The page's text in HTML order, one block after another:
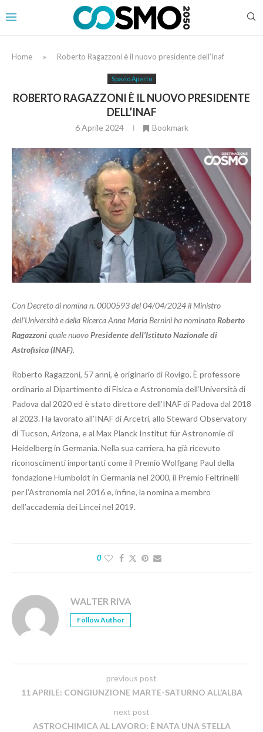
Home » Roberto Ragazzoni è il nuovo presidente dell’Inaf
Spazio Aperto
ROBERTO RAGAZZONI È IL NUOVO PRESIDENTE
DELL’INAF
6 Aprile 2024 Bookmark
Con Decreto di nomina n. 0000593 del 04/04/2024 il Ministro
dell’Università e della Ricerca Anna Maria Bernini ha nominatoRoberto
Ragazzoniquale nuovoPresidente dell’Istituto Nazionale di
Astrofisica (INAF).
Roberto Ragazzoni, 57 anni, è originario di Rovigo. È professore
ordinario al Dipartimento di Fisica e Astronomia dell’Università di
Padova dal 2020 ed è stato direttore dell’INAF di Padova dal 2018
al 2023. Ha lavorato all’INAF di Arcetri, allo Steward Observatory
di Tucson, Arizona, e al Max Planck Institut für Astronomie di
Heidelberg in Germania. Nella sua carriera, ha già ricevuto
riconoscimenti importanti come il Premio Wolfgang Paul della
fondazione Humboldt in Germania nel 2000, il Premio Feltrinelli
per l’Astronomia nel 2016 e, infine, la nomina a membro
dell’accademia dei Lincei nel 2019.
0
WALTER RIVA
Follow Author
previous post
11 APRILE: CONGIUNZIONE MARTE-SATURNO ALL’ALBA
next post
ASTROCHIMICA AL LAVORO: È NATA UNA STELLA